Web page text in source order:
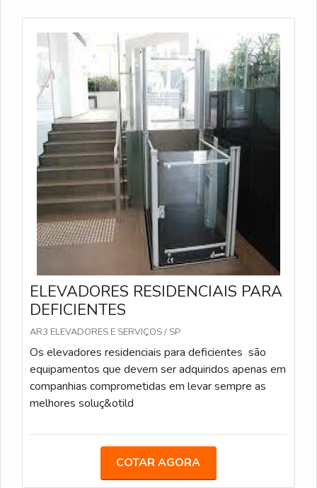
ELEVADORES RESIDENCIAIS PARA
DEFICIENTES
AR3 ELEVADORES E SERVIÇOS / SP
Os elevadores residenciais para deficientes são
equipamentos que devem ser adquiridos apenas em
companhias comprometidas em levar sempre as
melhores soluç&otild
COTAR AGORA